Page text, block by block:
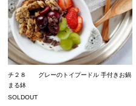
チ２８ グレーのトイプードル 手付きお鍋
まる鉢
SOLDOUT